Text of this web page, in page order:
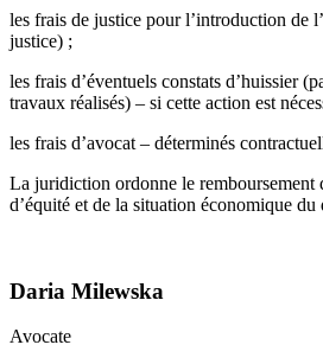
les frais de justice pour l’introduction de
justice) ;
les frais d’éventuels constats d’huissier
travaux réalisés) – si cette action est
les frais d’avocat – déterminés
La juridiction ordonne le remboursement
d’équité et de la situation économique du
Daria Milewska
Avocate